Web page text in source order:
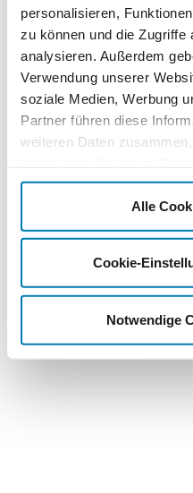
personalisieren,
zu können und die Zugriffe
analysieren. Außerdem
Verwendung unserer
soziale Medien, Werbung
Partner führen diese
weiteren Daten
gesammelt haben.
Alle
Cookie-
Notwendige